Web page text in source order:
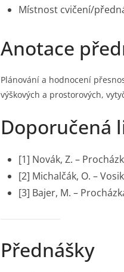
Místnost cvičení/
Anotace
Plánování a hodnocení
výškových a prostorových,
Doporučená
[1] Novák, Z. –
[2] Michalčák, O. –
[3] Bajer, M. –
Přednášky